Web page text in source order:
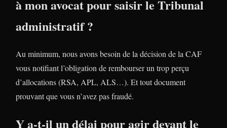
à mon avocat pour saisir le Tribunal
administratif ?
Au minimum, nous avons besoin de la décision de la CAF
vous notifiant l’obligation de rembourser un trop perçu
d’allocations (RSA, APL, ALS…). Et tout document
prouvant que vous n’avez pas fraudé.
Y a-t-il un délai pour agir devant le